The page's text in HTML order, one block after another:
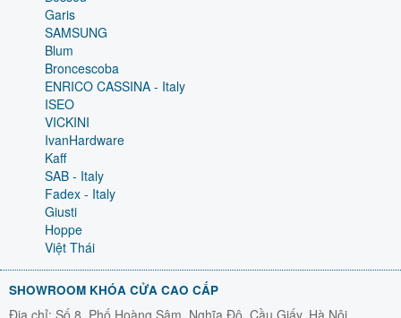
Garis
SAMSUNG
Blum
Broncescoba
ENRICO CASSINA - Italy
ISEO
VICKINI
IvanHardware
Kaff
SAB - Italy
Fadex - Italy
Giusti
Hoppe
Việt Thái
SHOWROOM KHÓA CỬA CAO CẤP
Địa chỉ: Số 8, Phố Hoàng Sâm, Nghĩa Đô, Cầu Giấy, Hà Nội